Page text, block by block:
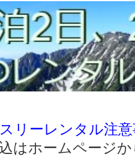
スリーレンタル注
はホームページ